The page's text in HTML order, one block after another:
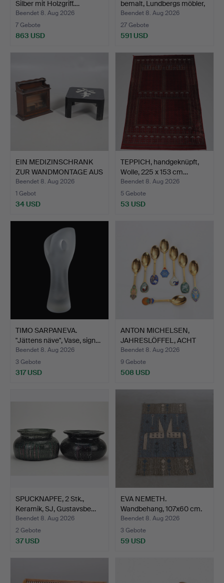
Silber mit Holzgriff.…
Beendet 8. Aug 2026
7 Gebote
863 USD
bemalt, Lundbergs möbler,
…
Beendet 8. Aug 2026
27 Gebote
591 USD
EIN MEDIZINSCHRANK
ZUR WANDMONTAGE AUS
DEM…
Beendet 8. Aug 2026
1 Gebot
34 USD
TEPPICH, handgeknüpft,
Wolle, 225 x 153 cm…
Beendet 8. Aug 2026
5 Gebote
53 USD
TIMO SARPANEVA.
"Jättens näve", Vase, sign…
Beendet 8. Aug 2026
3 Gebote
317 USD
ANTON MICHELSEN,
JAHRESLÖFFEL, ACHT
STÜCK.…
Beendet 8. Aug 2026
9 Gebote
508 USD
SPUCKNAPFE, 2 Stk.,
Keramik, SJ, Gustavsbe…
Beendet 8. Aug 2026
2 Gebote
37 USD
EVA NEMETH.
Wandbehang, 107x60 cm.
Beendet 8. Aug 2026
3 Gebote
59 USD